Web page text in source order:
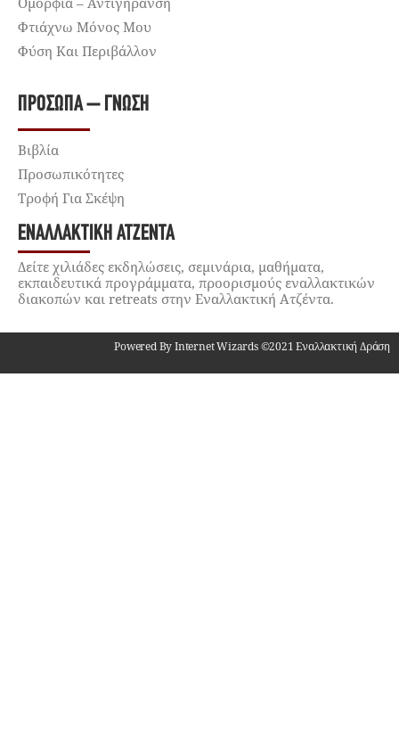
Φτιάχνω Μόνος Μου
Φύση Και Περιβάλλον
ΠΡΌΣΩΠΑ – ΓΝΏΣΗ
Βιβλία
Προσωπικότητες
Τροφή Για Σκέψη
ΕΝΑΛΛΑΚΤΙΚΉ ΑΤΖΈΝΤΑ
Δείτε χιλιάδες εκδηλώσεις, σεμινάρια, μαθήματα,
εκπαιδευτικά προγράμματα, προορισμούς εναλλακτικών
διακοπών και retreats στην Εναλλακτική Ατζέντα.
Powered By Internet Wizards ©2021 Εναλλακτική Δράση